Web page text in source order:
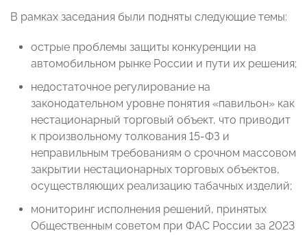
В рамках заседания были подняты следующие темы:
острые проблемы защиты конкуренции на
автомобильном рынке России и пути их решения;
недостаточное регулирование на
законодательном уровне понятия «павильон» как
нестационарный торговый объект, что приводит
к произвольному толкования 15-ФЗ и
неправильным требованиям о срочном массовом
закрытии нестационарных торговых объектов,
осуществляющих реализацию табачных изделий;
мониторинг исполнения решений, принятых
Общественным советом при ФАС России за 2023